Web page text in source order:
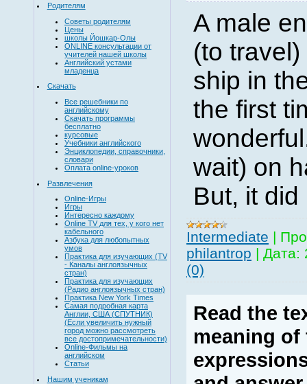
Родителям
Советы родителям
Цены
школы Йошкар-Олы
ONLINE консультации от
учителей нашей школы
Английский устами
младенца
Скачать
Все решебники по
английскому
Скачать программы
бесплатно
курсовые
Учебники английского
Энциклопедии, справочники,
словари
Оплата online-уроков
Развлечения
Online-Игры
Игры
Интересно каждому
Online TV для тех, у кого нет
кабельного
Азбука для любопытных
умов
Практика для изучающих (TV
- Каналы англоязычных
стран)
Практика для изучающих
(Радио англоязычных стран)
Практика New York Times
Самая подробная карта
Англии, США (СПУТНИК)
(Если увеличить нужный
город можно рассмотреть
все достопримечательности)
Online-Фильмы на
английском
Статьи
Нашим ученикам
A male
(to
ship in
the first
wait) on
But, it
Intermediate |
philantrop | Дата:
(0)
Read the
meaning